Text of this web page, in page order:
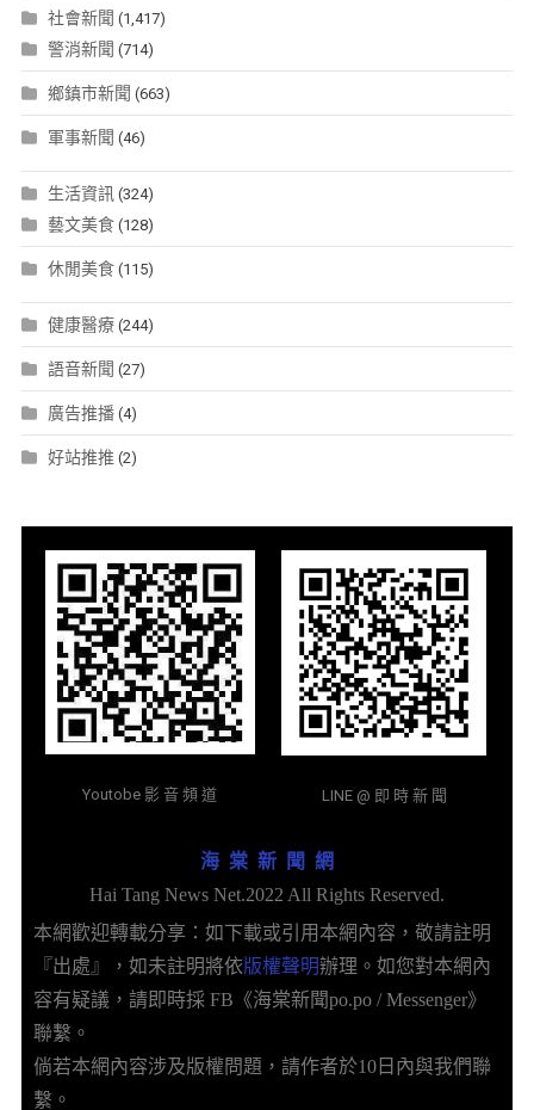
社會新聞 (1,417)
警消新聞 (714)
鄉鎮市新聞 (663)
軍事新聞 (46)
生活資訊 (324)
藝文美食(128)
休閒美食(115)
健康醫療(244)
語音新聞 (27)
廣告推播(4)
好站推推 (2)
Youtobe 影 音 頻 道 LINE @ 即 時 新 聞
海 棠 新 聞 網
Hai Tang News Net.2022 All Rights Reserved.
本網歡迎轉載分享：如下載或引用本網內容，敬請註明
『出處』，如未註明將依版權聲明辦理。如您對本網內
容有疑議，請即時採 FB《海棠新聞po.po / Messenger》
聯繫。
倘若本網內容涉及版權問題，請作者於10日內與我們聯
繫。